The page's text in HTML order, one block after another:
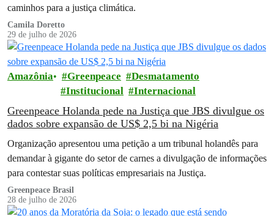
caminhos para a justiça climática.
Camila Doretto
29 de julho de 2026
Amazônia Greenpeace
Desmatamento
Institucional
Internacional
Greenpeace Holanda pede na Justiça que JBS divulgue os
dados sobre expansão de US$ 2,5 bi na Nigéria
Organização apresentou uma petição a um tribunal holandês para
demandar à gigante do setor de carnes a divulgação de informações
para contestar suas políticas empresariais na Justiça.
Greenpeace Brasil
28 de julho de 2026